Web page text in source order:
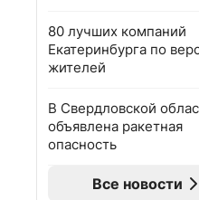
80 лучших компаний
Екатеринбурга по
жителей
В Свердловской
объявлена ракетная
опасность
Все новости